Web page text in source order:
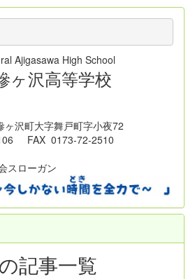
Ajigasawa High School
ヶ沢高等学校
ヶ沢町大字舞戸町字小夜72
FAX 0173-72-2510
スローガン
記事一覧